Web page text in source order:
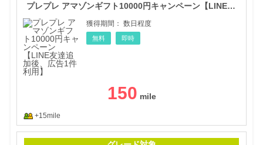
プレプレ アマゾンギフト10000円キャンペーン【LINE友達追加後、広告1件利用】
獲得期間： 数日程度
無料 即時
150
+15mile